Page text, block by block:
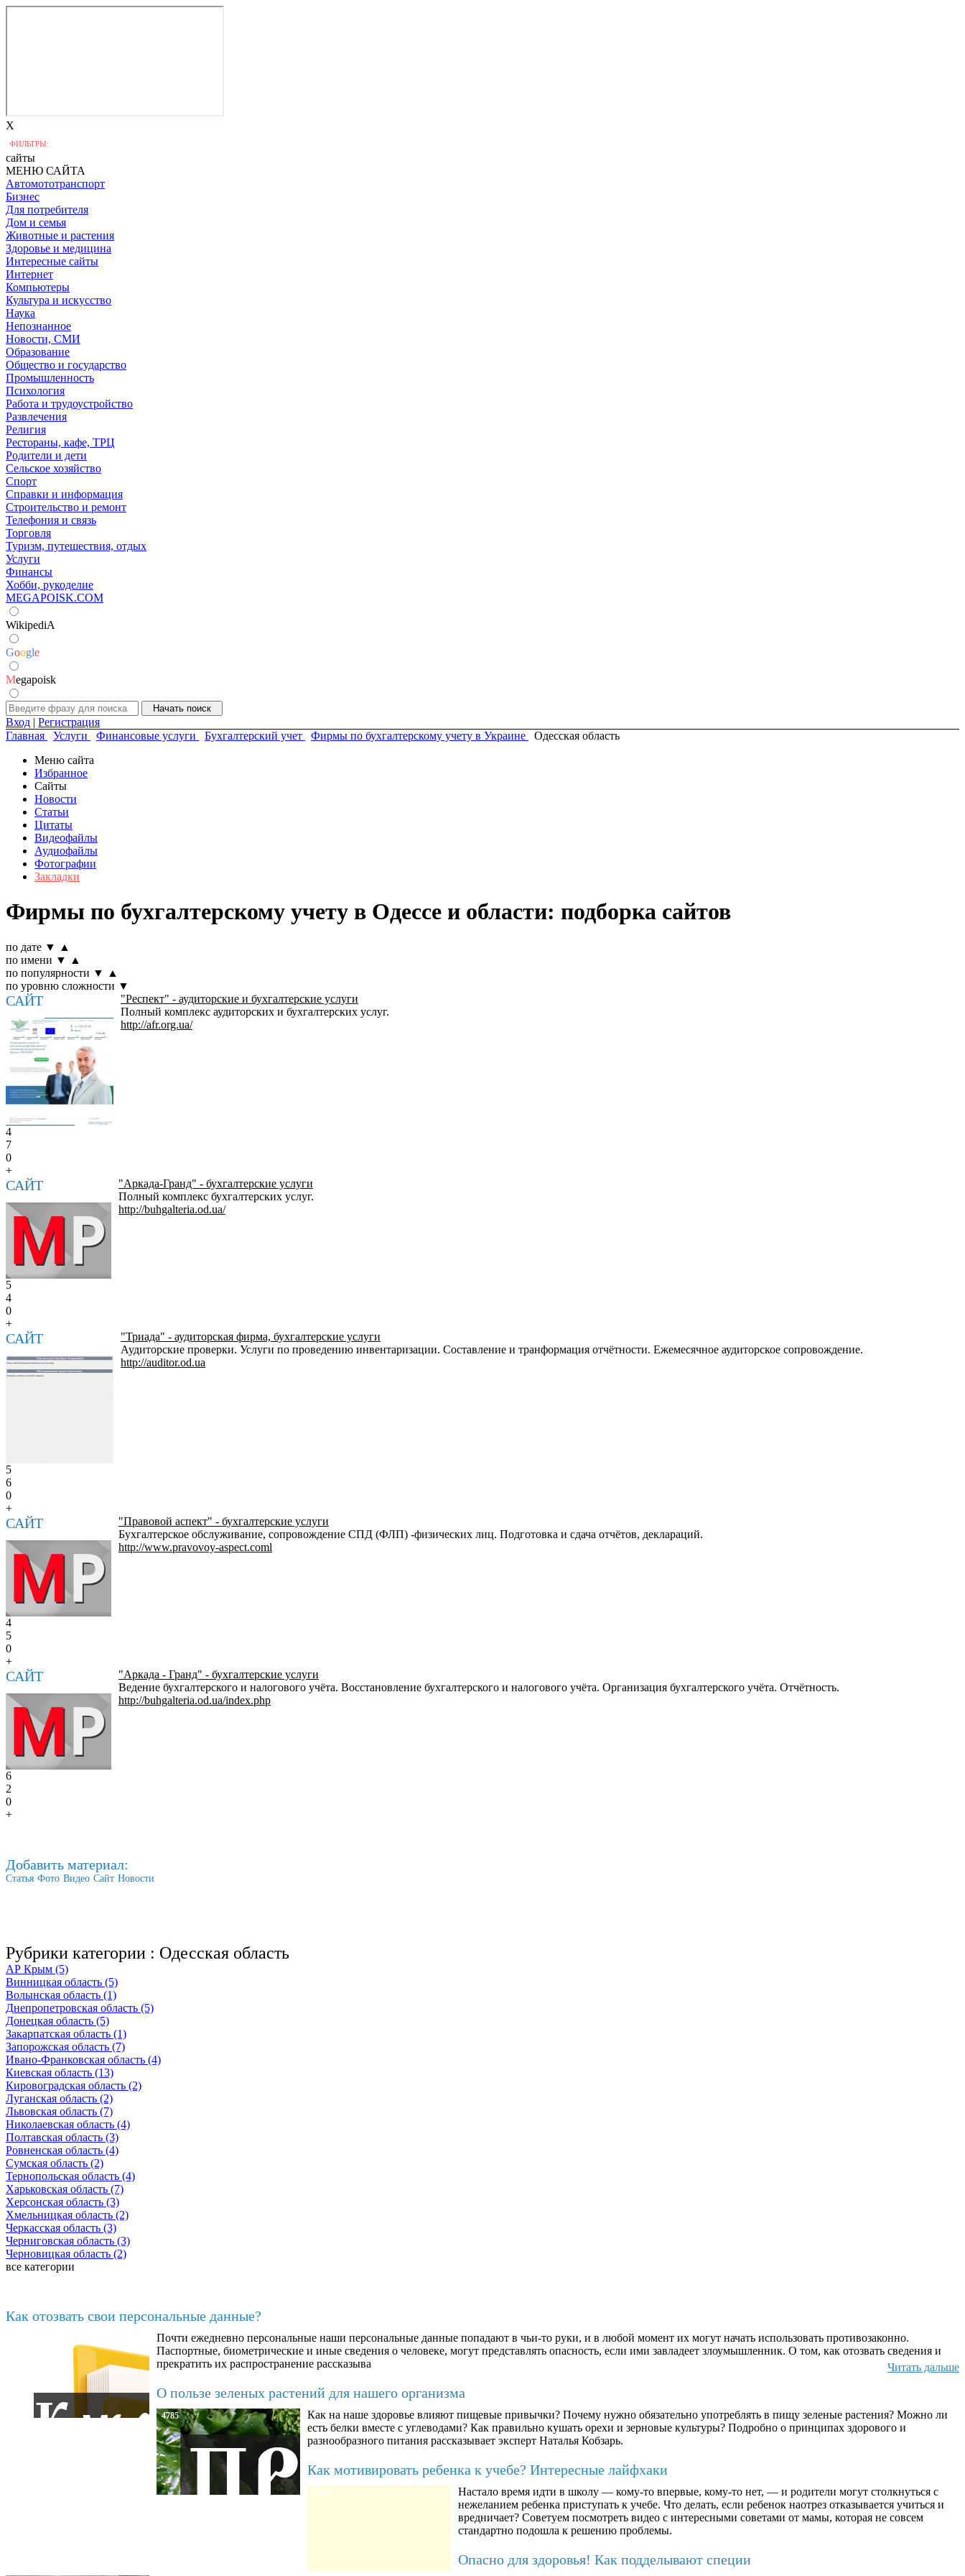
X
ФИЛЬТРЫ:
сайты
МЕНЮ САЙТА
Автомототранспорт
Бизнес
Для потребителя
Дом и семья
Животные и растения
Здоровье и медицина
Интересные сайты
Интернет
Компьютеры
Культура и искусство
Наука
Непознанное
Новости, СМИ
Образование
Общество и государство
Промышленность
Психология
Работа и трудоустройство
Развлечения
Религия
Рестораны, кафе, ТРЦ
Родители и дети
Сельское хозяйство
Спорт
Справки и информация
Строительство и ремонт
Телефония и связь
Торговля
Туризм, путешествия, отдых
Услуги
Финансы
Хобби, рукоделие
MEGAPOISK.COM
WikipediA
Google
Megapoisk
Вход | Регистрация
Главная
Услуги Финансовые услуги Бухгалтерский учет Фирмы по бухгалтерскому учету в Украине
Одесская область
Меню сайта
Избранное
Сайты
Новости
Статьи
Цитаты
Видеофайлы
Аудиофайлы
Фотографии
Закладки
Фирмы по бухгалтерскому учету в Одессе и области: подборка сайтов
по дате ▼
▲
по имени ▼
▲
по популярности ▼
▲
по уровню сложности ▼
САЙТ
"Респект" - аудиторские и бухгалтерские услуги
Полный комплекс аудиторских и бухгалтерских услуг.
http://afr.org.ua/
4
7
0
+
САЙТ
"Аркада-Гранд" - бухгалтерские услуги
Полный комплекс бухгалтерских услуг.
http://buhgalteria.od.ua/
5
4
0
+
САЙТ
"Триада" - аудиторская фирма, бухгалтерские услуги
Аудиторские проверки. Услуги по проведению инвентаризации. Составление и транформация отчётности. Ежемесячное аудиторское сопровождение.
http://auditor.od.ua
5
6
0
+
САЙТ
"Правовой аспект" - бухгалтерские услуги
Бухгалтерское обслуживание, сопровождение СПД (ФЛП) -физических лиц. Подготовка и сдача отчётов, деклараций.
http://www.pravovoy-aspect.coml
4
5
0
+
САЙТ
"Аркада - Гранд" - бухгалтерские услуги
Ведение бухгалтерского и налогового учёта. Восстановление бухгалтерского и налогового учёта. Организация бухгалтерского учёта. Отчётность.
http://buhgalteria.od.ua/index.php
6
2
0
+
Добавить материал:
Статья Фото Видео Сайт Новости
Рубрики категории : Одесская область
АР Крым (5)
Винницкая область (5)
Волынская область (1)
Днепропетровская область (5)
Донецкая область (5)
Закарпатская область (1)
Запорожская область (7)
Ивано-Франковская область (4)
Киевская область (13)
Кировоградская область (2)
Луганская область (2)
Львовская область (7)
Николаевская область (4)
Полтавская область (3)
Ровненская область (4)
Сумская область (2)
Тернопольская область (4)
Харьковская область (7)
Херсонская область (3)
Хмельницкая область (2)
Черкасская область (3)
Черниговская область (3)
Черновицкая область (2)
все категории
Как отозвать свои персональные данные?
Почти ежедневно персональные наши персональные данные попадают в чьи-то руки, и в любой момент их могут начать использовать противозаконно.
Паспортные, биометрические и иные сведения о человеке, могут представлять опасность, если ими завладеет злоумышленник. О том, как отозвать сведения и
прекратить их распространение рассказыва
Читать дальше
О пользе зеленых растений для нашего организма
4785
Как на наше здоровье влияют пищевые привычки? Почему нужно обязательно употреблять в пищу зеленые растения? Можно ли
есть белки вместе с углеводами? Как правильно кушать орехи и зерновые культуры? Подробно о принципах здорового и
разнообразного питания рассказывает эксперт Наталья Кобзарь.
Как мотивировать ребенка к учебе? Интересные лайфхаки
8780
Настало время идти в школу — кому-то впервые, кому-то нет, — и родители могут столкнуться с
нежеланием ребенка приступать к учебе. Что делать, если ребенок наотрез отказывается учиться и
вредничает? Советуем посмотреть видео с интересными советами от мамы, которая не совсем
стандартно подошла к решению проблемы.
Опасно для здоровья! Как подделывают специи